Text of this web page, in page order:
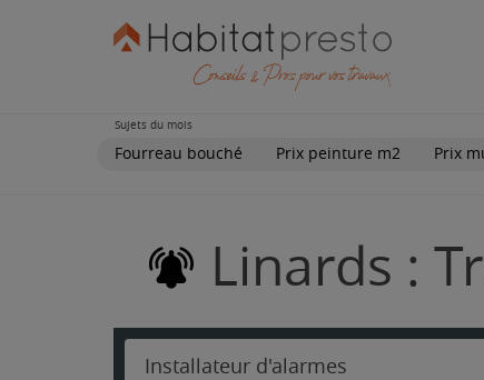
Sujets du mois
Fourreau bouché Prix peinture m2 Prix
Linards :
Installateur d'alarmes